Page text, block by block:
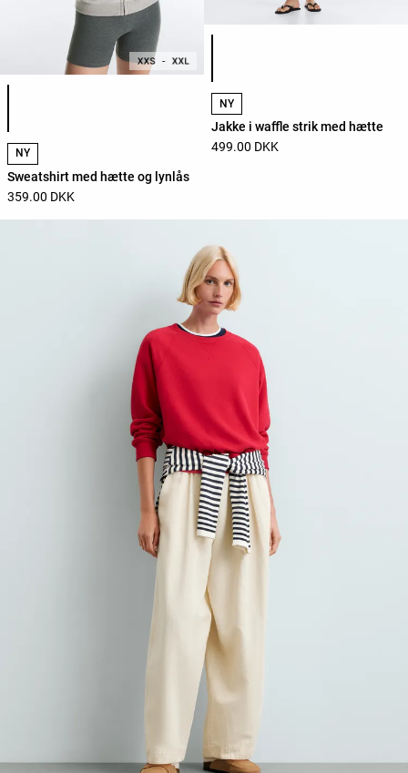
Liste over produktfarver
NY
Sweatshirt med hætte og lynlås
359.00 DKK
Liste over produktfarver
NY
Jakke i waffle strik med hætte
499.00 DKK